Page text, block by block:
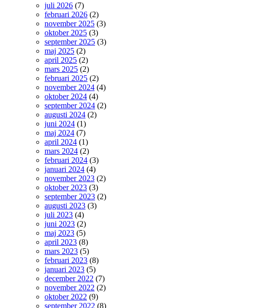
juli 2026 (7)
februari 2026 (2)
november 2025 (3)
oktober 2025 (3)
september 2025 (3)
maj 2025 (2)
april 2025 (2)
mars 2025 (2)
februari 2025 (2)
november 2024 (4)
oktober 2024 (4)
september 2024 (2)
augusti 2024 (2)
juni 2024 (1)
maj 2024 (7)
april 2024 (1)
mars 2024 (2)
februari 2024 (3)
januari 2024 (4)
november 2023 (2)
oktober 2023 (3)
september 2023 (2)
augusti 2023 (3)
juli 2023 (4)
juni 2023 (2)
maj 2023 (5)
april 2023 (8)
mars 2023 (5)
februari 2023 (8)
januari 2023 (5)
december 2022 (7)
november 2022 (2)
oktober 2022 (9)
september 2022 (8)